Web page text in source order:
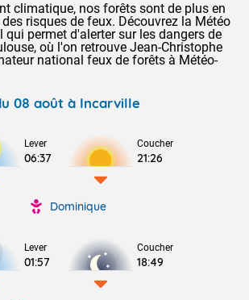
climatique, nos forêts sont de plus en
risques de feux. Découvrez la Météo
qui permet d'alerter sur les dangers de
où l'on retrouve Jean-Christophe
national feux de forêts à Météo-
08 août à Incarville
Lever
06:37
Coucher
21:26
Dominique
Lever
01:57
Coucher
18:49